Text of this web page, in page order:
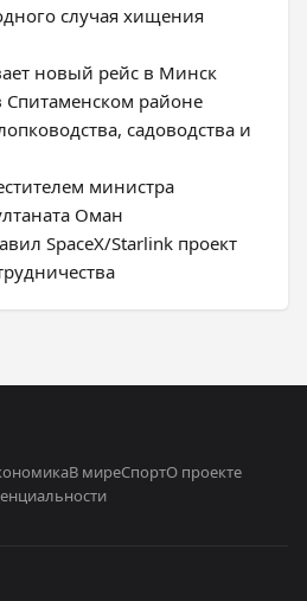
случая хищения
новый рейс в Минск
Спитаменском районе
садоводства и
министра
Оман
SpaceX/Starlink проект
В миреСпортО проекте